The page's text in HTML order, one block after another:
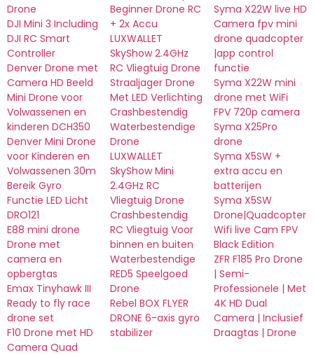
Drone
DJI Mini 3 Including
DJI RC Smart
Controller
Denver Drone met
Camera HD Beeld
Mini Drone voor
Volwassenen en
kinderen DCH350
Denver Mini Drone
voor Kinderen en
Volwassenen 30m
Bereik Gyro
Functie LED Licht
DRO121
E88 mini drone
Drone met
camera en
opbergtas
Emax Tinyhawk III
Ready to fly race
drone set
F10 Drone met HD
Camera Quad
Beginner Drone RC
+ 2x Accu
LUXWALLET
SkyShow 2.4GHz
RC Vliegtuig Drone
Straaljager Drone
Met LED Verlichting
Crashbestendig
Waterbestendige
Drone
LUXWALLET
SkyShow Mini
2.4GHz RC
Vliegtuig Drone
Crashbestendig
RC Vliegtuig Voor
binnen en buiten
Waterbestendige
RED5 Speelgoed
Drone
Rebel BOX FLYER
DRONE 6-axis gyro
stabilizer
Syma X22W live HD
Camera fpv mini
drone quadcopter
|app control
functie
Syma X22W mini
drone met WiFi
FPV 720p camera
Syma X25Pro
drone
Syma X5SW +
extra accu en
batterijen
Syma X5SW
Drone|Quadcopter
Wifi live Cam FPV
Black Edition
ZFR F185 Pro Drone
| Semi-
Professionele | Met
4K HD Dual
Camera | Inclusief
Draagtas | Drone